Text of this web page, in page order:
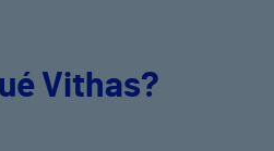
Vithas?